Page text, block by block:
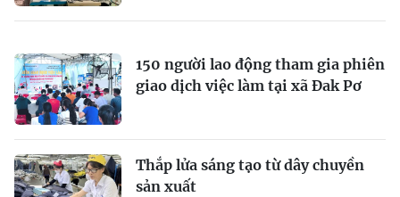
150 người lao động tham gia phiên
giao dịch việc làm tại xã Đak Pơ
Thắp lửa sáng tạo từ dây chuyền
sản xuất